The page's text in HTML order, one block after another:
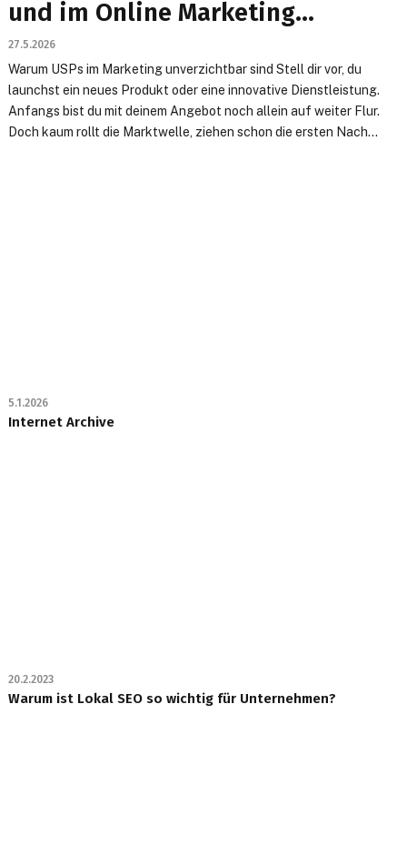
und im Online Marketing
einsetzen
27.5.2026
Warum USPs im Marketing unverzichtbar sind Stell dir vor, du
launchst ein neues Produkt oder eine innovative Dienstleistung.
Anfangs bist du mit deinem Angebot noch allein auf weiter Flur.
Doch kaum rollt die Marktwelle, ziehen schon die ersten Nach...
5.1.2026
Internet Archive
20.2.2023
Warum ist Lokal SEO so wichtig für Unternehmen?